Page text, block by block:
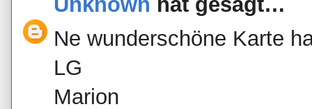
Ne wunderschöne Karte
LG
Marion